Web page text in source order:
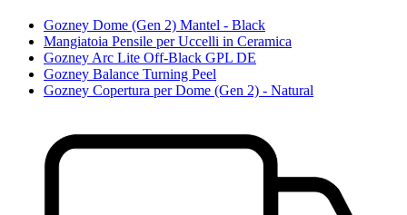
Gozney Dome (Gen 2) Mantel - Black
Mangiatoia Pensile per Uccelli in Ceramica
Gozney Arc Lite Off-Black GPL DE
Gozney Balance Turning Peel
Gozney Copertura per Dome (Gen 2) - Natural